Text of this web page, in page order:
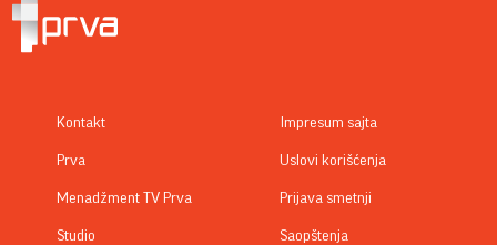
Kontakt
Prva
Menadžment TV Prva
Studio
Impresum sajta
Uslovi korišćenja
Prijava smetnji
Saopštenja